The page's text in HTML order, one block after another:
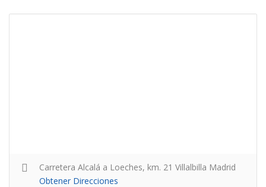
Carretera Alcalá a Loeches, km. 21 Villalbilla Madrid
Obtener Direcciones